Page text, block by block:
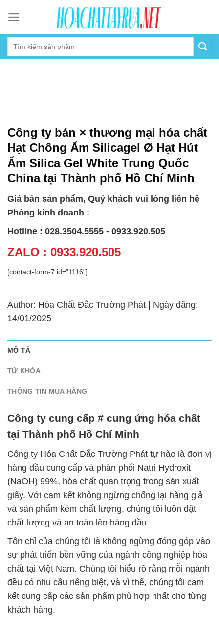
content
Công ty bán × thương mại hóa chất
Hạt Chống Ẩm Silicagel Ø Hạt Hút
Ẩm Silica Gel White Trung Quốc
China tại Thành phố Hồ Chí Minh
Giá bán sản phẩm, Quý khách vui lòng liên hệ
Phòng kinh doanh :
Hotline : 028.3504.5555 - 0933.920.505
ZALO : 0933.920.505
[contact-form-7 id="1116"]
Author: Hóa Chất Đắc Trường Phát | Ngày đăng:
14/01/2025
MÔ TẢ
TỪ KHÓA
THÔNG TIN MUA HÀNG
Công ty cung cấp # cung ứng hóa chất
tại Thành phố Hồ Chí Minh
Công ty Hóa Chất Đắc Trường Phát tự hào là đơn vị
hàng đầu cung cấp và phân phối Natri Hydroxit
(NaOH) 99%, hóa chất quan trọng trong sản xuất
giấy. Với cam kết không ngừng chống lại hàng giả
và sản phẩm kém chất lượng, chúng tôi luôn đặt
chất lượng và an toàn lên hàng đầu.
Tôn chỉ của chúng tôi là không ngừng đóng góp vào
sự phát triển bền vững của ngành công nghiệp hóa
chất tại Việt Nam. Chúng tôi hiểu rõ rằng mỗi ngành
đều có nhu cầu riêng biệt, và vì thế, chúng tôi cam
kết cung cấp các sản phẩm phù hợp nhất cho từng
khách hàng.